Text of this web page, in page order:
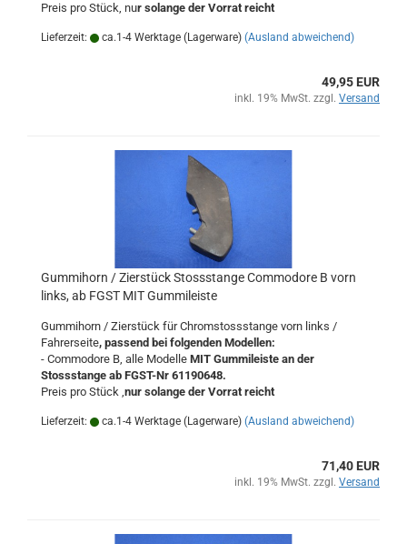
Preis pro Stück, nur solange der Vorrat reicht
Lieferzeit: ca.1-4 Werktage (Lagerware) (Ausland abweichend)
49,95 EUR
inkl. 19% MwSt. zzgl. Versand
Gummihorn / Zierstück Stossstange Commodore B vorn
links, ab FGST MIT Gummileiste
Gummihorn / Zierstück für Chromstossstange vorn links /
Fahrerseite, passend bei folgenden Modellen:
- Commodore B, alle Modelle MIT Gummileiste an der
Stossstange ab FGST-Nr 61190648.
Preis pro Stück ,nur solange der Vorrat reicht
Lieferzeit: ca.1-4 Werktage (Lagerware) (Ausland abweichend)
71,40 EUR
inkl. 19% MwSt. zzgl. Versand